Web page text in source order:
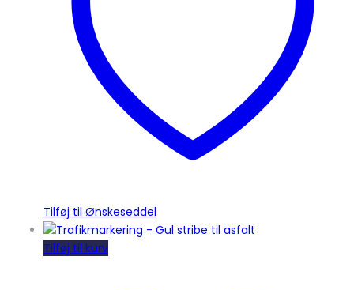
Tilføj til Ønskeseddel
Tilføj til kurv